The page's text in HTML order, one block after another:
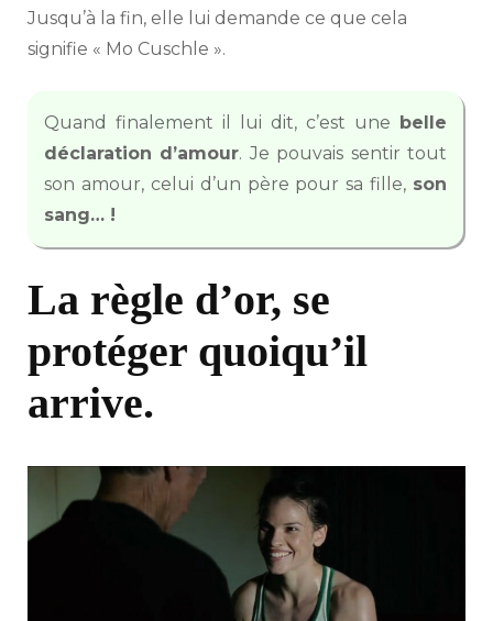
Jusqu’à la fin, elle lui demande ce que cela
signifie « Mo Cuschle ».
Quand finalement il lui dit, c’est une
belle
déclaration d’amour. Je pouvais sentir tout
son amour, celui d’un père pour sa fille, son
sang… !
La règle d’or, se
protéger quoiqu’il
arrive.